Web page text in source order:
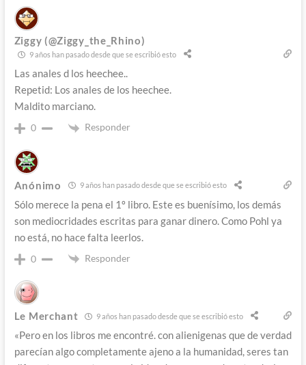
Ziggy (@Ziggy_the_Rhino)
9 años han pasado desde que se escribió esto
Las anales d los heechee..
Repetid: Los anales de los heechee.
Maldito marciano.
0 Responder
Anónimo 9 años han pasado desde que se escribió esto
Sólo merece la pena el 1º libro. Este es buenísimo, los demás
son mediocridades escritas para ganar dinero. Como Pohl ya
no está, no hace falta leerlos.
0 Responder
Le Merchant 9 años han pasado desde que se escribió esto
«Pero en los libros me encontré. con alienigenas que de verdad
parecían algo completamente ajeno a la humanidad, seres tan